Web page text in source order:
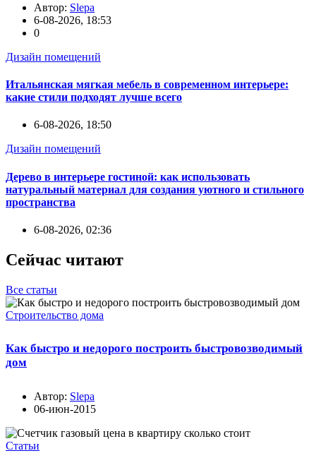
Автор: Slepa
6-08-2026, 18:53
0
Дизайн помещений
Итальянская мягкая мебель в современном интерьере:
какие стили подходят лучше всего
6-08-2026, 18:50
Дизайн помещений
Дерево в интерьере гостиной: как использовать
натуральный материал для создания уютного и стильного
пространства
6-08-2026, 02:36
Сейчас читают
Все статьи
Строительство дома
Как быстро и недорого построить быстровозводимый
дом
Автор: Slepa
06-июн-2015
Статьи